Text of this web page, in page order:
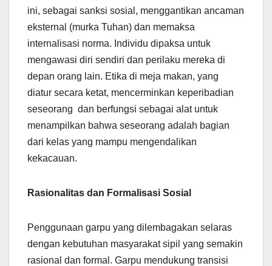
ini, sebagai sanksi sosial, menggantikan ancaman
eksternal (murka Tuhan) dan memaksa
internalisasi norma. Individu dipaksa untuk
mengawasi diri sendiri dan perilaku mereka di
depan orang lain. Etika di meja makan, yang
diatur secara ketat, mencerminkan keperibadian
seseorang dan berfungsi sebagai alat untuk
menampilkan bahwa seseorang adalah bagian
dari kelas yang mampu mengendalikan
kekacauan.
Rasionalitas dan Formalisasi Sosial
Penggunaan garpu yang dilembagakan selaras
dengan kebutuhan masyarakat sipil yang semakin
rasional dan formal. Garpu mendukung transisi